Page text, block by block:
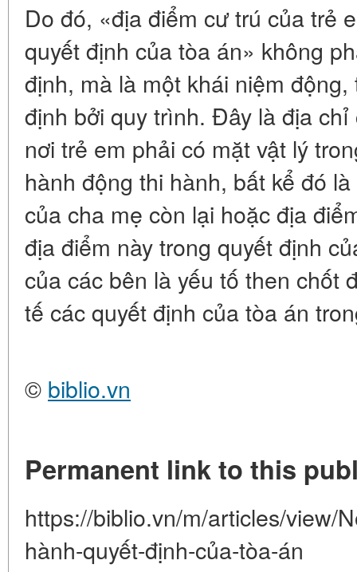
Do đó, «địa điểm cư trú của trẻ
quyết định của tòa án» không
định, mà là một khái niệm
định bởi quy trình. Đây là địa
nơi trẻ em phải có mặt vật lý
hành động thi hành, bất kể đó
của cha mẹ còn lại hoặc địa
địa điểm này trong quyết định
của các bên là yếu tố then chốt
tế các quyết định của tòa án
© biblio.vn
Permanent link to this
https://biblio.vn/m/articles/view/
hành-quyết-định-của-tòa-án